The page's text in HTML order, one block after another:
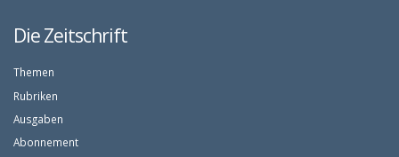
Die Zeitschrift
Themen
Rubriken
Ausgaben
Abonnement